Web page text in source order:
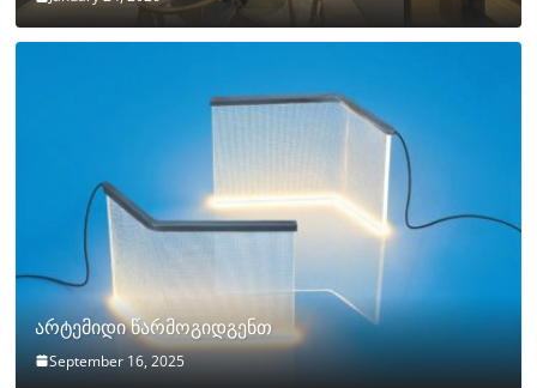
არტემიდი წარმოგიდგენთ
September 16, 2025